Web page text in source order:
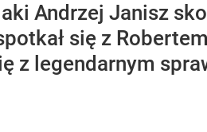
Andrzej Janisz
się z
z legendarnym